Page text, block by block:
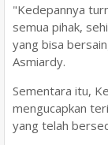
"Kedepannya
semua pihak,
yang bisa
Asmiardy.
Sementara itu,
mengucapkan
yang telah